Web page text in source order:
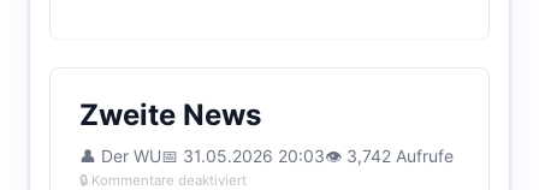
Zweite News
👤 Der WU📅 31.05.2026 20:03👁 3,742 Aufrufe
🔒 Kommentare deaktiviert